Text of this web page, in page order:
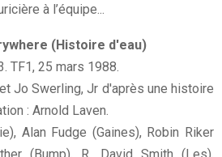
à l’équipe...
(Histoire d'eau)
TF1, 25 mars 1988.
Jo Swerling, Jr d'après une histoire
: Arnold Laven.
Alan Fudge (Gaines), Robin Riker
(Bump), R. David Smith (Les),